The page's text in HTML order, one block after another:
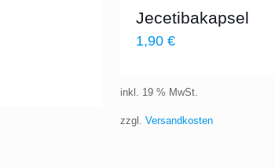
Jecetibakapsel
1,90 €
inkl. 19 % MwSt.
zzgl. Versandkosten